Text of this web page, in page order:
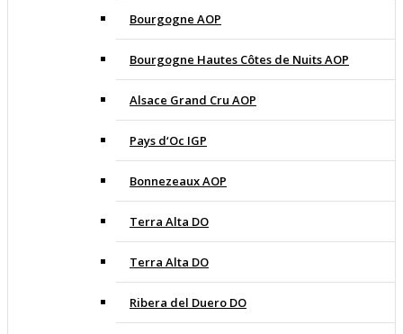
Bourgogne AOP
Bourgogne Hautes Côtes de Nuits AOP
Alsace Grand Cru AOP
Pays d‘Oc IGP
Bonnezeaux AOP
Terra Alta DO
Terra Alta DO
Ribera del Duero DO